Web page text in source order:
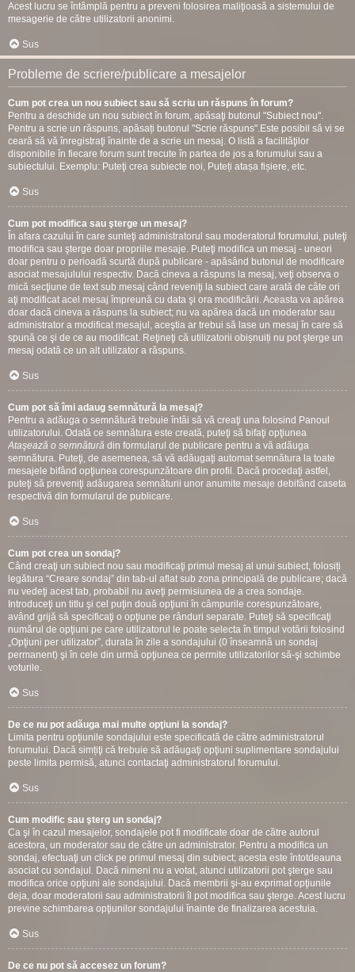
Acest lucru se întâmplă pentru a preveni folosirea maliţioasă a sistemului de
mesagerie de către utilizatorii anonimi.
Sus
Probleme de scriere/publicare a mesajelor
Cum pot crea un nou subiect sau să scriu un răspuns în forum?
Pentru a deschide un nou subiect în forum, apăsaţi butonul "Subiect nou".
Pentru a scrie un răspuns, apăsați butonul "Scrie răspuns".Este posibil să vi se
ceară să vă înregistraţi înainte de a scrie un mesaj. O listă a facilităţilor
disponibile în fiecare forum sunt trecute în partea de jos a forumului sau a
subiectului. Exemplu: Puteţi crea subiecte noi, Puteți atașa fișiere, etc.
Sus
Cum pot modifica sau şterge un mesaj?
În afara cazului în care sunteţi administratorul sau moderatorul forumului, puteţi
modifica sau şterge doar propriile mesaje. Puteţi modifica un mesaj - uneori
doar pentru o perioadă scurtă după publicare - apăsând butonul de modificare
asociat mesajulului respectiv. Dacă cineva a răspuns la mesaj, veţi observa o
mică secţiune de text sub mesaj când reveniţi la subiect care arată de câte ori
aţi modificat acel mesaj împreună cu data şi ora modificării. Aceasta va apărea
doar dacă cineva a răspuns la subiect; nu va apărea dacă un moderator sau
administrator a modificat mesajul, aceştia ar trebui să lase un mesaj în care să
spună ce şi de ce au modificat. Reţineţi că utilizatorii obișnuiți nu pot şterge un
mesaj odată ce un alt utilizator a răspuns.
Sus
Cum pot să îmi adaug semnătură la mesaj?
Pentru a adăuga o semnătură trebuie întâi să vă creaţi una folosind Panoul
utilizatorului. Odată ce semnătura este creată, puteţi să bifaţi opţiunea
Ataşează o semnătură din formularul de publicare pentru a vă adăuga
semnătura. Puteţi, de asemenea, să vă adăugaţi automat semnătura la toate
mesajele bifând opţiunea corespunzătoare din profil. Dacă procedaţi astfel,
puteţi să preveniţi adăugarea semnăturii unor anumite mesaje debifând caseta
respectivă din formularul de publicare.
Sus
Cum pot crea un sondaj?
Când creaţi un subiect nou sau modificaţi primul mesaj al unui subiect, folosiți
legătura “Creare sondaj” din tab-ul aflat sub zona principală de publicare; dacă
nu vedeţi acest tab, probabil nu aveţi permisiunea de a crea sondaje.
Introduceţi un titlu şi cel puţin două opţiuni în câmpurile corespunzătoare,
având grijă să specificaţi o opţiune pe rânduri separate. Puteţi să specificaţi
numărul de opţiuni pe care utilizatorul le poate selecta în timpul votării folosind
„Opţiuni per utilizator”, durata în zile a sondajului (0 înseamnă un sondaj
permanent) şi în cele din urmă opţiunea ce permite utilizatorilor să-şi schimbe
voturile.
Sus
De ce nu pot adăuga mai multe opţiuni la sondaj?
Limita pentru opţiunile sondajului este specificată de către administratorul
forumului. Dacă simțiţi că trebuie să adăugaţi opţiuni suplimentare sondajului
peste limita permisă, atunci contactaţi administratorul forumului.
Sus
Cum modific sau şterg un sondaj?
Ca şi în cazul mesajelor, sondajele pot fi modificate doar de către autorul
acestora, un moderator sau de către un administrator. Pentru a modifica un
sondaj, efectuaţi un click pe primul mesaj din subiect; acesta este întotdeauna
asociat cu sondajul. Dacă nimeni nu a votat, atunci utilizatorii pot şterge sau
modifica orice opţiuni ale sondajului. Dacă membrii şi-au exprimat opţiunile
deja, doar moderatorii sau administratorii îl pot modifica sau şterge. Acest lucru
previne schimbarea opţiunilor sondajului înainte de finalizarea acestuia.
Sus
De ce nu pot să accesez un forum?